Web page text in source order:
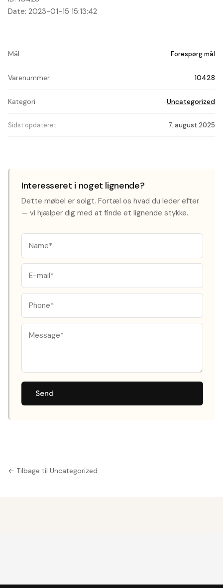
Date: 2023-01-15 15:13:42
Mål Forespørg mål
Varenummer 10428
Kategori Uncategorized
Sidst opdateret 7. august 2025
Interesseret i noget lignende?
Dette møbel er solgt. Fortæl os hvad du leder efter
— vi hjælper dig med at finde et lignende stykke.
Send
← Tilbage til Uncategorized